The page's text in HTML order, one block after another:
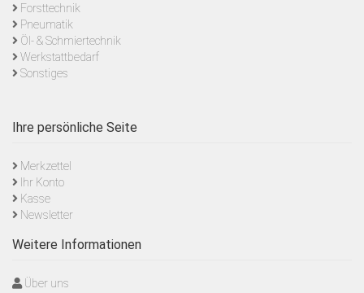
Forsttechnik
Pneumatik
Öl- & Schmiertechnik
Werkstattbedarf
Sonstiges
Ihre persönliche Seite
Merkzettel
Ihr Konto
Kasse
Newsletter
Weitere Informationen
Über uns